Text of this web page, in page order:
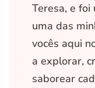
Teresa, e
uma das
vocês aqui
a explorar,
saborear